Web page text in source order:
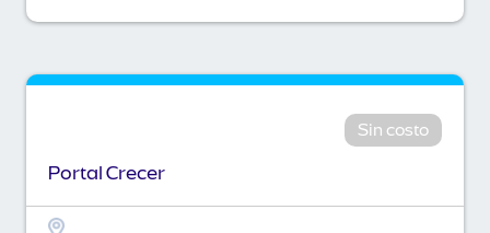
Sin costo
Portal Crecer